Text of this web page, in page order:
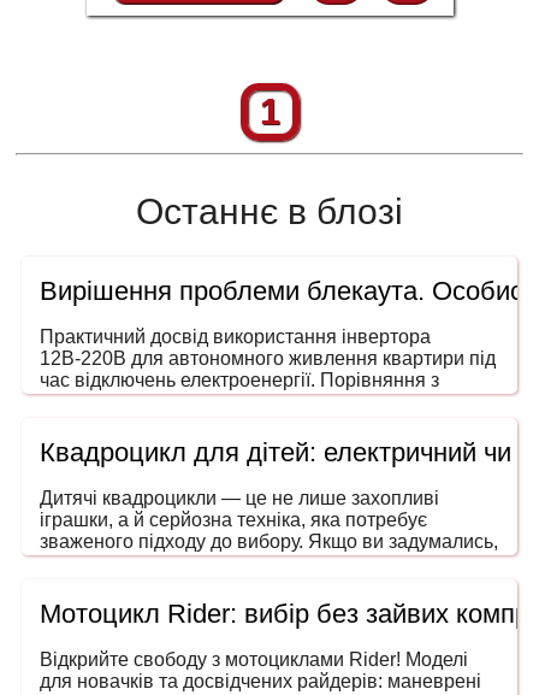
1
Останнє в блозі
Вирішення проблеми блекаута.
Практичний досвід використання інвертора
12В-220В для автономного живлення квартири під
час відключень електроенергії. Порівняння з
генераторами, ДБЖ і power station. На що звертати
Квадроцикл для дітей: електричний чи
Дитячі квадроцикли — це не лише захопливі
іграшки, а й серйозна техніка, яка потребує
зваженого підходу до вибору. Якщо ви задумались,
як обрати квадроцикл для дитини, то ця інструкція
та в межах вашого бюджету. Адже йдеться не
просто про розвагу — мова про безпечний
транспорт, що розвиває координацію, увагу та
навички водіння ще змалечку.
Мотоцикл Rider: вибір без зайвих
Відкрийте свободу з мотоциклами Rider! Моделі
для новачків та досвідчених райдерів: маневрені